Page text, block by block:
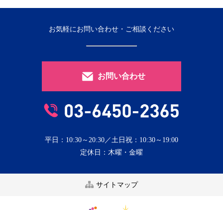
お気軽にお問い合わせ・ご相談ください
お問い合わせ
平日：10:30～20:30／土日祝：10:30～19:00
定休日：木曜・金曜
サイトマップ